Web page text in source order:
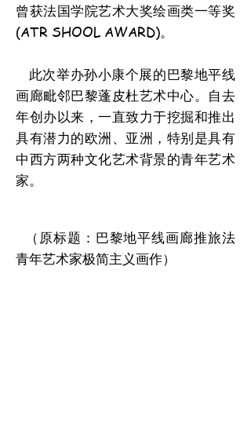
曾获法国学院艺术大奖绘画类一等奖
(ATR SHOOL AWARD)。
此次举办孙小康个展的巴黎地平线
画廊毗邻巴黎蓬皮杜艺术中心。自去
年创办以来，一直致力于挖掘和推出
具有潜力的欧洲、亚洲，特别是具有
中西方两种文化艺术背景的青年艺术
家。
（原标题：巴黎地平线画廊推旅法
青年艺术家极简主义画作）